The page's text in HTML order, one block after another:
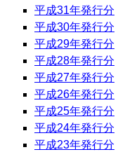
平成31年発行分
平成30年発行分
平成29年発行分
平成28年発行分
平成27年発行分
平成26年発行分
平成25年発行分
平成24年発行分
平成23年発行分